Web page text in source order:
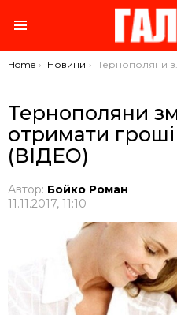
You are here:
Home Новини Тернополяни зможуть швидше отримати гроші за дитину (ВІДЕО)
Тернополяни
отримати
(ВІДЕО)
Автор: Бойко Роман
11.11.2017, 11:10